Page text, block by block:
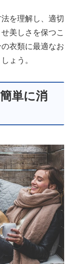
を理解し、適切
美しさを保つこ
衣類に最適なお
ょう。
単に消